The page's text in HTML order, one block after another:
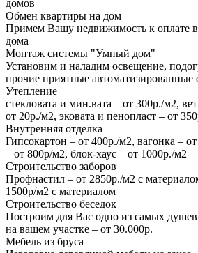
домов
Обмен квартиры на дом
Примем Вашу недвижимость к оплате в
дома
Монтаж системы "Умный дом"
Установим и наладим освещение,
прочие приятные
Утепление
стекловата и мин.вата – от 300р./м2,
от 20р./м2, эковата и пенопласт – от
Внутренняя отделка
Гипсокартон – от 400р./м2, вагонка –
– от 800р/м2, блок-хаус – от 1000р./м2
Строительство заборов
Профнастил – от 2850р./м2 с
1500р/м2 с материалом
Строительство беседок
Построим для Вас одно из самых
на вашем участке – от 30.000р.
Мебель из бруса